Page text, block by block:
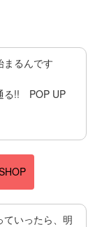
まるんです
る!! POP UP
いったら、明